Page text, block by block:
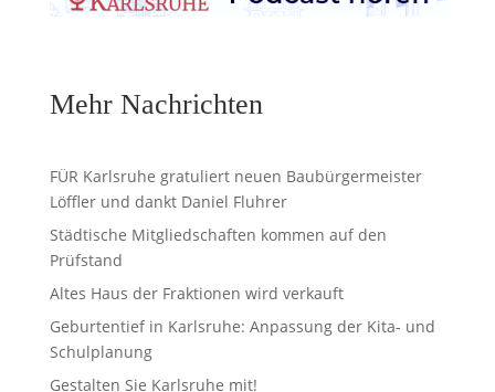
Mehr Nachrichten
FÜR Karlsruhe gratuliert neuen Baubürgermeister
Löffler und dankt Daniel Fluhrer
Städtische Mitgliedschaften kommen auf den
Prüfstand
Altes Haus der Fraktionen wird verkauft
Geburtentief in Karlsruhe: Anpassung der Kita- und
Schulplanung
Gestalten Sie Karlsruhe mit!